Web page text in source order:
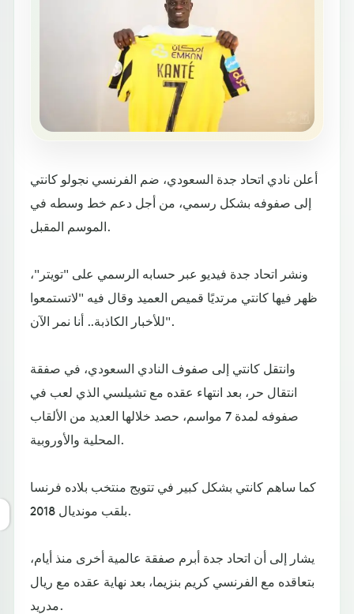
أعلن نادي اتحاد جدة السعودي، ضم الفرنسي نجولو كانتي
إلى صفوفه بشكل رسمي، من أجل دعم خط وسطه في
الموسم المقبل.
ونشر اتحاد جدة فيديو عبر حسابه الرسمي على "تويتر"،
ظهر فيها كانتي مرتديًا قميص العميد وقال فيه "لاتستمعوا
للأخبار الكاذبة.. أنا نمر الآن".
وانتقل كانتي إلى صفوف النادي السعودي، في صفقة
انتقال حر، بعد انتهاء عقده مع تشيلسي الذي لعب في
صفوفه لمدة 7 مواسم، حصد خلالها العديد من الألقاب
المحلية والأوروبية.
كما ساهم كانتي بشكل كبير في تتويج منتخب بلاده فرنسا
بلقب مونديال 2018.
يشار إلى أن اتحاد جدة أبرم صفقة عالمية أخرى منذ أيام،
بتعاقده مع الفرنسي كريم بنزيما، بعد نهاية عقده مع ريال
مدريد.